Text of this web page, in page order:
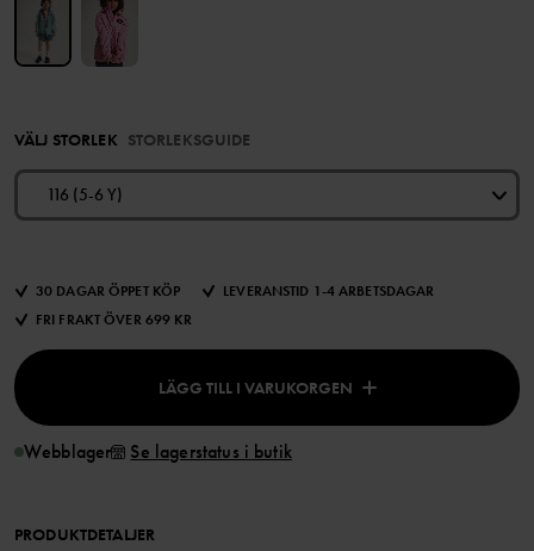
VÄLJ STORLEK STORLEKSGUIDE
116 (5-6 Y)
30 DAGAR ÖPPET KÖP
LEVERANSTID 1-4 ARBETSDAGAR
FRI FRAKT ÖVER 699 KR
LÄGG TILL I VARUKORGEN
Webblager Se lagerstatus i butik
PRODUKTDETALJER